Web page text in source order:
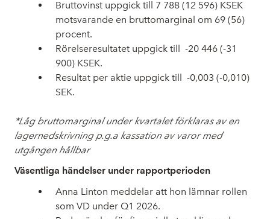
Bruttovinst uppgick till 7 788 (12 596) KSEK
motsvarande en bruttomarginal om 69 (56)
procent.
Rörelseresultatet uppgick till -20 446 (-31
900) KSEK.
Resultat per aktie uppgick till -0,003 (-0,010)
SEK.
*Låg bruttomarginal under kvartalet förklaras av en
lagernedskrivning p.g.a kassation av varor med
utgången hållbar
Väsentliga händelser under rapportperioden
Anna Linton meddelar att hon lämnar rollen
som VD under Q1 2026.